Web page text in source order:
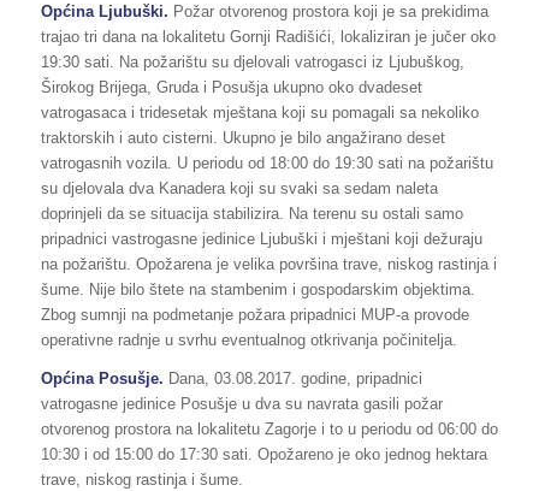
Općina Ljubuški. Požar otvorenog prostora koji je sa prekidima
trajao tri dana na lokalitetu Gornji Radišići, lokaliziran je jučer oko
19:30 sati. Na požarištu su djelovali vatrogasci iz Ljubuškog,
Širokog Brijega, Gruda i Posušja ukupno oko dvadeset
vatrogasaca i tridesetak mještana koji su pomagali sa nekoliko
traktorskih i auto cisterni. Ukupno je bilo angažirano deset
vatrogasnih vozila. U periodu od 18:00 do 19:30 sati na požarištu
su djelovala dva Kanadera koji su svaki sa sedam naleta
doprinjeli da se situacija stabilizira. Na terenu su ostali samo
pripadnici vastrogasne jedinice Ljubuški i mještani koji dežuraju
na požarištu. Opožarena je velika površina trave, niskog rastinja i
šume. Nije bilo štete na stambenim i gospodarskim objektima.
Zbog sumnji na podmetanje požara pripadnici MUP-a provode
operativne radnje u svrhu eventualnog otkrivanja počinitelja.
Općina Posušje. Dana, 03.08.2017. godine, pripadnici
vatrogasne jedinice Posušje u dva su navrata gasili požar
otvorenog prostora na lokalitetu Zagorje i to u periodu od 06:00 do
10:30 i od 15:00 do 17:30 sati. Opožareno je oko jednog hektara
trave, niskog rastinja i šume.